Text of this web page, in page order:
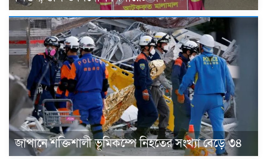
জাপানে শক্তিশালী ভূমিকম্পে নিহতের সংখ্যা বেড়ে ৩৪